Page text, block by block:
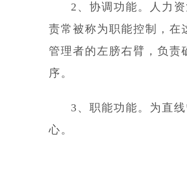
2、协调功能。人力
责常被称为职能控制，在
管理者的左膀右臂，负责
序。
3、职能功能。为直
心。